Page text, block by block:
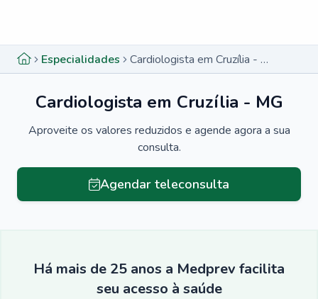
Especialidades Cardiologista em Cruzília - MG
Cardiologista em Cruzília - MG
Aproveite os valores reduzidos e agende agora a sua
consulta.
Agendar teleconsulta
Há mais de 25 anos a Medprev facilita
seu acesso à saúde